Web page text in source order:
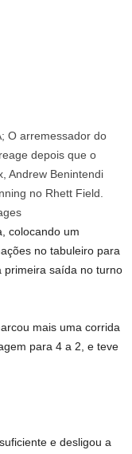
O arremessador do
depois que o
Andrew Benintendi
no Rhett Field.
colocando um
no tabuleiro para
primeira saída no turno
mais uma corrida
para 4 a 2, e teve
e desligou a